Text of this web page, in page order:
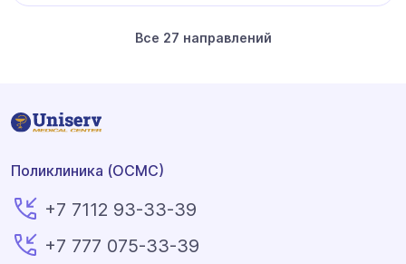
Все 27 направлений
Поликлиника (ОСМС)
+7 7112 93-33-39
+7 777 075-33-39